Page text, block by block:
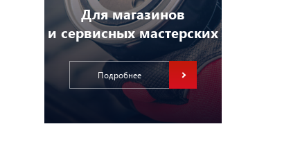
Для магазинов
и сервисных мастерских
Подробнее